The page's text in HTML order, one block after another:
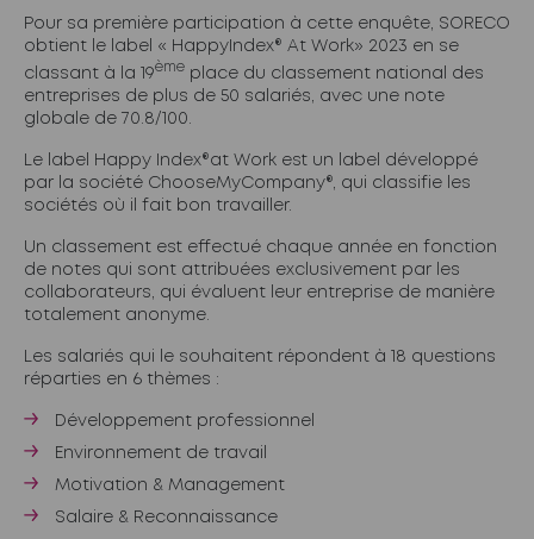
Pour sa première participation à cette enquête, SORECO
obtient le label « HappyIndex® At Work» 2023 en se
classant à la 19ème place du classement national des
entreprises de plus de 50 salariés, avec une note
globale de 70.8/100.
Le label Happy Index®at Work est un label développé
par la société ChooseMyCompany®, qui classifie les
sociétés où il fait bon travailler.
Un classement est effectué chaque année en fonction
de notes qui sont attribuées exclusivement par les
collaborateurs, qui évaluent leur entreprise de manière
totalement anonyme.
Les salariés qui le souhaitent répondent à 18 questions
réparties en 6 thèmes :
Développement professionnel
Environnement de travail
Motivation & Management
Salaire & Reconnaissance